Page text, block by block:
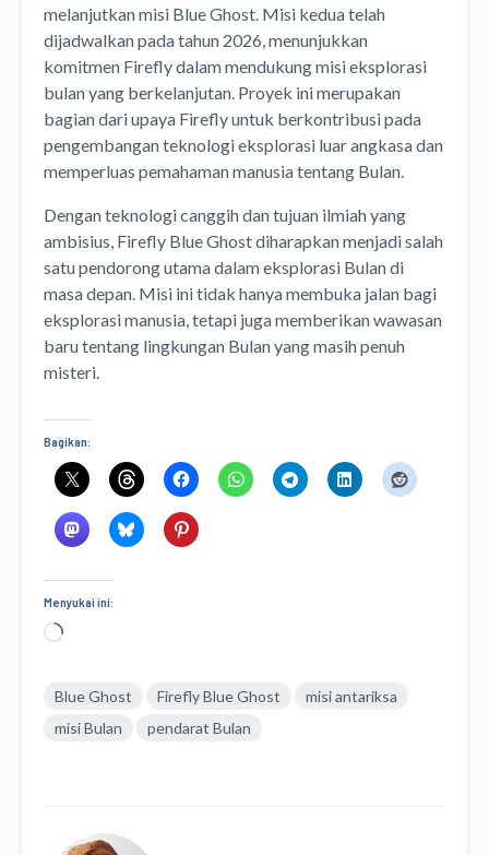
melanjutkan misi Blue Ghost. Misi kedua telah
dijadwalkan pada tahun 2026, menunjukkan
komitmen Firefly dalam mendukung misi eksplorasi
bulan yang berkelanjutan. Proyek ini merupakan
bagian dari upaya Firefly untuk berkontribusi pada
pengembangan teknologi eksplorasi luar angkasa dan
memperluas pemahaman manusia tentang Bulan.
Dengan teknologi canggih dan tujuan ilmiah yang
ambisius, Firefly Blue Ghost diharapkan menjadi salah
satu pendorong utama dalam eksplorasi Bulan di
masa depan. Misi ini tidak hanya membuka jalan bagi
eksplorasi manusia, tetapi juga memberikan wawasan
baru tentang lingkungan Bulan yang masih penuh
misteri.
Bagikan:
Menyukai ini:
Memuat...
Blue Ghost Firefly Blue Ghost
misi antariksa
misi Bulan
pendarat Bulan